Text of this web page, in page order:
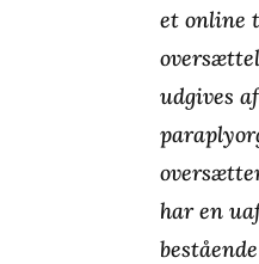
et online
udgives
har en